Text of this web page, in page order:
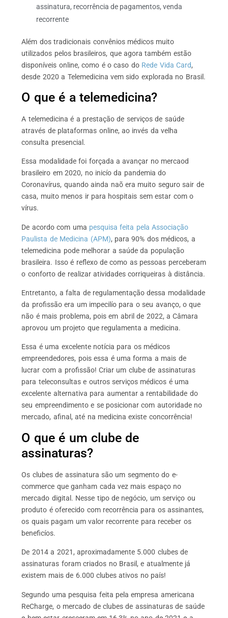
assinatura, recorrência de pagamentos,venda
recorrente
Além dos tradicionais convênios médicos muito
utilizados pelos brasileiros, que agora também estão
disponíveis online, como é o caso do Rede Vida Card,
desde 2020 a Telemedicina vem sido explorada no Brasil.
O que é a telemedicina?
A telemedicina é a prestação de serviços de saúde
através de plataformas online, ao invés da velha
consulta presencial.
Essa modalidade foi forçada a avançar no mercaod
brasileiro em 2020, no inicío da pandemia do
Coronavírus, quando ainda naõ era muito seguro sair de
casa, muito menos ir para hospitais sem estar com o
vírus.
De acordo com uma pesquisa feita pela Associação
Paulista de Medicina (APM), para 90% dos médicos, a
telemedicina pode melhorar a saúde da população
brasileira. Isso é reflexo de como as pessoas perceberam
o conforto de realizar atividades corriqueiras à distância.
Entretanto, a falta de regulamentação dessa modalidade
da profissão era um impecilío para o seu avanço, o que
não é mais problema, pois em abril de 2022, a Câmara
aprovou um projeto que regulamenta a medicina.
Essa é uma excelente notícia para os médicos
empreendedores, pois essa é uma forma a mais de
lucrar com a profissão! Criar um clube de assinaturas
para teleconsultas e outros serviços médicos é uma
excelente alternativa para aumentar a rentabilidade do
seu empreendimento e se posicionar com autoridade no
mercado, afinal, até na medicina existe concorrência!
O que é um clube de
assinaturas?
Os clubes de assinatura são um segmento do e-
commerce que ganham cada vez mais espaço no
mercado digital. Nesse tipo de negócio, um serviço ou
produto é oferecido com recorrência para os assinantes,
os quais pagam um valor recorrente para receber os
beneficíos.
De 2014 a 2021, aproximadamente 5.000 clubes de
assinaturas foram criados no Brasil, e atualmente já
existem mais de 6.000 clubes ativos no país!
Segundo uma pesquisa feita pela empresa americana
ReCharge, o mercado de clubes de assinaturas de saúde